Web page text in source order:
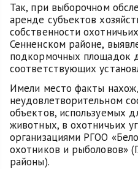
Так, при выборочном
аренде субъектов
собственности
Сенненском районе,
подкормочных площадок
соответствующих
Имели место факты
неудовлетворительном
объектов, используемых
животных, в охотничьих
организациями РГОО
охотников и рыболовов»
районы).